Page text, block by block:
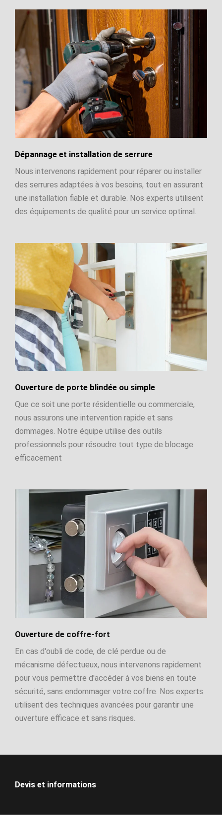
Dépannage et installation de serrure
Nous intervenons rapidement pour réparer ou installer
des serrures adaptées à vos besoins, tout en assurant
une installation fiable et durable. Nos experts utilisent
des équipements de qualité pour un service optimal.
Ouverture de porte blindée ou simple
Que ce soit une porte résidentielle ou commerciale,
nous assurons une intervention rapide et sans
dommages. Notre équipe utilise des outils
professionnels pour résoudre tout type de blocage
efficacement
Ouverture de coffre-fort
En cas d'oubli de code, de clé perdue ou de
mécanisme défectueux, nous intervenons rapidement
pour vous permettre d'accéder à vos biens en toute
sécurité, sans endommager votre coffre. Nos experts
utilisent des techniques avancées pour garantir une
ouverture efficace et sans risques.
Devis et informations